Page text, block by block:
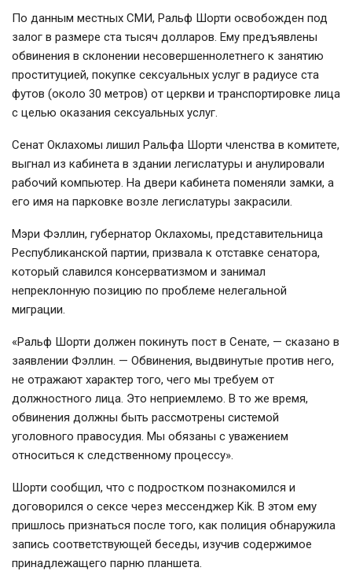
По данным местных СМИ, Ральф Шорти освобожден под
залог в размере ста тысяч долларов. Ему предъявлены
обвинения в склонении несовершеннолетнего к занятию
проституцией, покупке сексуальных услуг в радиусе ста
футов (около 30 метров) от церкви и транспортировке лица
с целью оказания сексуальных услуг.
Сенат Оклахомы лишил Ральфа Шорти членства в комитете,
выгнал из кабинета в здании легислатуры и анулировали
рабочий компьютер. На двери кабинета поменяли замки, а
его имя на парковке возле легислатуры закрасили.
Мэри Фэллин, губернатор Оклахомы, представительница
Республиканской партии, призвала к отставке сенатора,
который славился консерватизмом и занимал
непреклонную позицию по проблеме нелегальной
миграции.
«Ральф Шорти должен покинуть пост в Сенате, — сказано в
заявлении Фэллин. — Обвинения, выдвинутые против него,
не отражают характер того, чего мы требуем от
должностного лица. Это неприемлемо. В то же время,
обвинения должны быть рассмотрены системой
уголовного правосудия. Мы обязаны с уважением
относиться к следственному процессу».
Шорти сообщил, что с подростком познакомился и
договорился о сексе через мессенджер Kik. В этом ему
пришлось признаться после того, как полиция обнаружила
запись соответствующей беседы, изучив содержимое
принадлежащего парню планшета.